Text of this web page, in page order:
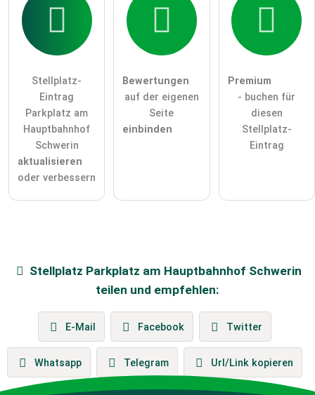
Stellplatz-
Eintrag
Parkplatz am
Hauptbahnhof
Schwerin
aktualisieren
oder verbessern
Bewertungen
auf der eigenen
Seite
einbinden
Premium
- buchen für
diesen
Stellplatz-
Eintrag
Stellplatz Parkplatz am Hauptbahnhof Schwerin
teilen und empfehlen:
E-Mail Facebook Twitter
Whatsapp Telegram Url/Link kopieren